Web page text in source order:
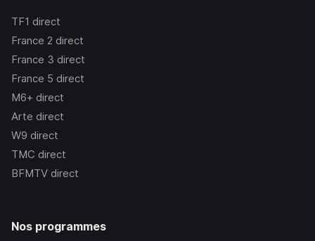
TF1 direct
France 2 direct
France 3 direct
France 5 direct
M6+ direct
Arte direct
W9 direct
TMC direct
BFMTV direct
Nos programmes